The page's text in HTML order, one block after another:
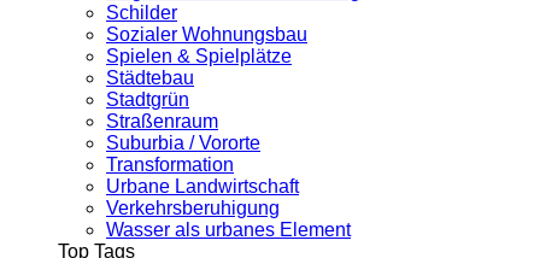
Schilder
Sozialer Wohnungsbau
Spielen & Spielplätze
Städtebau
Stadtgrün
Straßenraum
Suburbia / Vororte
Transformation
Urbane Landwirtschaft
Verkehrsberuhigung
Wasser als urbanes Element
Top Tags